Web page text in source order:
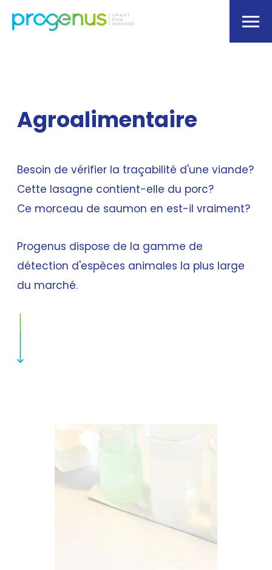
Agroalimentaire
Besoin de vérifier la traçabilité d'une viande?
Cette lasagne contient-elle du porc?
Ce morceau de saumon en est-il vraiment?
Progenus dispose de la gamme de
détection d'espèces animales la plus large
du marché.